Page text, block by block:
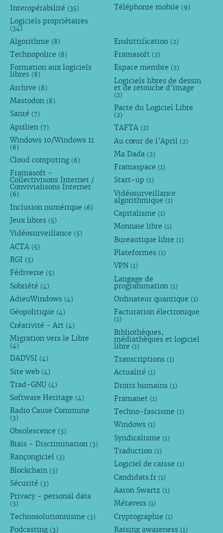
Interopérabilité (35)
Logiciels propriétaires
(34)
Téléphonie mobile (9)
Algorithme (8)
Technopolice (8)
Formation aux logiciels
libres (8)
Archive (8)
Mastodon (8)
Santé (7)
Aprilien (7)
Windows 10/Windows 11
(6)
Cloud computing (6)
Framasoft -
Collectivisons Internet /
Convivialisons Internet
(6)
Inclusion numérique (6)
Jeux libres (5)
Vidéosurveillance (5)
ACTA (5)
RGI (5)
Fédiverse (5)
Sobriété (4)
AdieuWindows (4)
Géopolitique (4)
Créativité - Art (4)
Migration vers le Libre
(4)
DADVSI (4)
Site web (4)
Trad-GNU (4)
Software Heritage (4)
Radio Cause Commune
(3)
Obsolescence (3)
Biais - Discrimination (3)
Rançongiciel (3)
Blockchain (3)
Sécurité (3)
Privacy - personal data
(3)
Technosolutionnisme (3)
Podcasting (3)
Enshittification (2)
Framasoft (2)
Espace membre (2)
Logiciels libres de dessin
et de retouche d’image
(2)
Pacte du Logiciel Libre
(2)
TAFTA (2)
Au cœur de l’April (2)
Ma Dada (2)
Framaspace (1)
Start-up (1)
Vidéosurveillance
algorithmique (1)
Capitalisme (1)
Monnaie libre (1)
Bureautique libre (1)
Plateformes (1)
VPN (1)
Langage de
programmation (1)
Ordinateur quantique (1)
Facturation électronique
(1)
Bibliothèques,
médiathèques et logiciel
libre (1)
Transcriptions (1)
Actualité (1)
Droits humains (1)
Framanet (1)
Techno-fascisme (1)
Windows (1)
Syndicalisme (1)
Traduction (1)
Logiciel de caisse (1)
Candidats.fr (1)
Aaron Swartz (1)
Métavers (1)
Cryptographie (1)
Raising awareness (1)